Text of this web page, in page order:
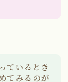
ているとき
てみるのが